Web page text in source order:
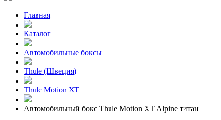
Главная
Каталог
Автомобильные боксы
Thule (Швеция)
Thule Motion XT
Автомобильный бокс Thule Motion XT Alpine титан